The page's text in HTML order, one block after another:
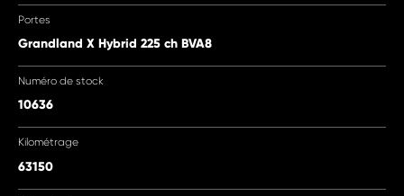
Portes
Grandland X Hybrid 225 ch BVA8
Numéro de stock
10636
Kilométrage
63150